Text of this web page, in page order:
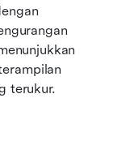
terukur.